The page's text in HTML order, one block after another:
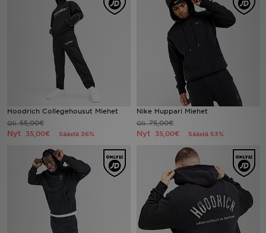
Hoodrich Collegehousut Miehet
Oli55,00€
Nyt 35,00€ Säästä 36%
Nike Huppari Miehet
Oli75,00€
Nyt 35,00€ Säästä 53%
Tuotemerkit
Lataa JD-sovellus
Minun JD
Minun viestini